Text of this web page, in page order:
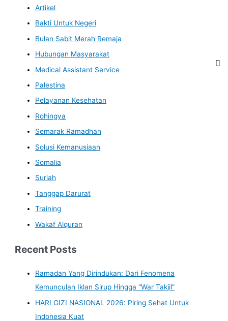
Artikel
Bakti Untuk Negeri
Bulan Sabit Merah Remaja
Hubungan Masyarakat
Medical Assistant Service
Palestina
Pelayanan Kesehatan
Rohingya
Semarak Ramadhan
Solusi Kemanusiaan
Somalia
Suriah
Tanggap Darurat
Training
Wakaf Alquran
Recent Posts
Ramadan Yang Dirindukan: Dari Fenomena
Kemunculan Iklan Sirup Hingga “War Takjil”
HARI GIZI NASIONAL 2026: Piring Sehat Untuk
Indonesia Kuat